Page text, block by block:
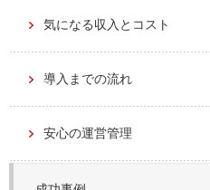
気になる収入とコスト
導入までの流れ
安心の運営管理